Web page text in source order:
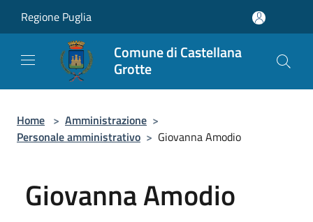
Regione Puglia
Comune di Castellana
Grotte
Home > Amministrazione >
Personale amministrativo > Giovanna Amodio
Giovanna Amodio